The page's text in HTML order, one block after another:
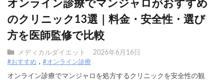
オンライン診療でマンジャロがおすすめ
のクリニック13選｜料金・安全性・選び
方を医師監修で比較
メディカルダイエット 2026年6月16日
#おすすめ #オンライン診療
オンライン診療でマンジャロを処方するクリニックを安全性の観